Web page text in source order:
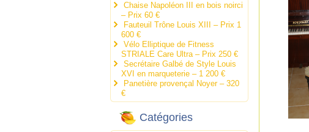
Chaise Napoléon III en bois noirci
– Prix 60 €
Fauteuil Trône Louis XIII – Prix 1
600 €
Vélo Elliptique de Fitness
STRIALE Care Ultra – Prix 250 €
Secrétaire Galbé de Style Louis
XVI en marqueterie – 1 200 €
Panetière provençal Noyer – 320
€
Catégories